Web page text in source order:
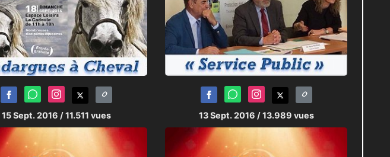
15 Sept. 2016 / 11.511 vues 13 Sept. 2016 / 13.989 vues